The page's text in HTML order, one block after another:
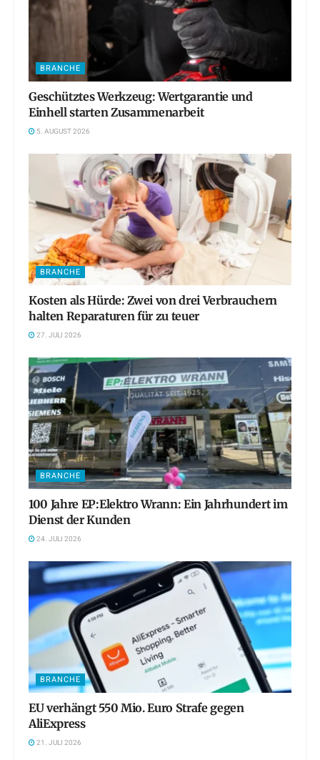
BRANCHE
Geschütztes Werkzeug: Wertgarantie und
Einhell starten Zusammenarbeit
5. AUGUST 2026
BRANCHE
Kosten als Hürde: Zwei von drei Verbrauchern
halten Reparaturen für zu teuer
27. JULI 2026
BRANCHE
100 Jahre EP:Elektro Wrann: Ein Jahrhundert im
Dienst der Kunden
24. JULI 2026
BRANCHE
EU verhängt 550 Mio. Euro Strafe gegen
AliExpress
21. JULI 2026